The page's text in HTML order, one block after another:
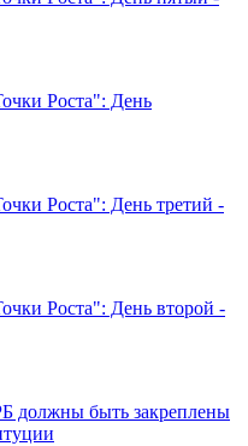
Роста": День
Роста": День третий -
Роста": День второй -
должны быть закреплены